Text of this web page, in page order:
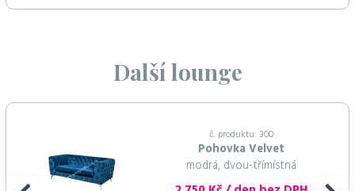
Další lounge
č. produktu: 300
Pohovka Velvet
modrá, dvou-třímístná